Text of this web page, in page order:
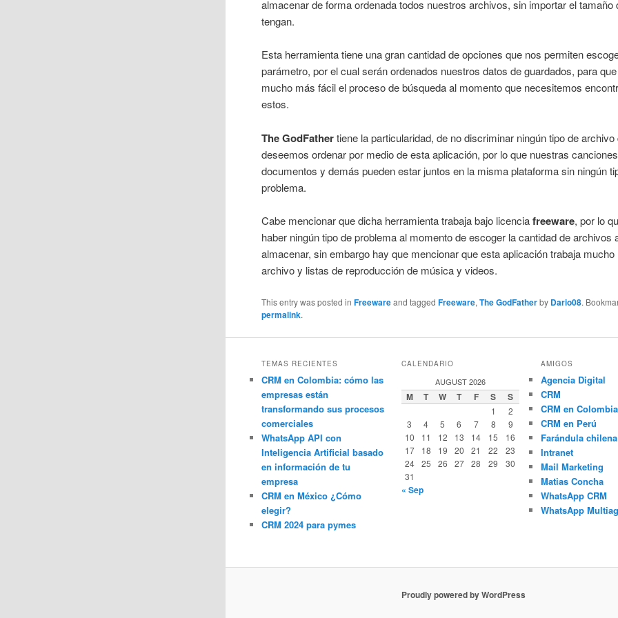
almacenar de forma ordenada todos nuestros archivos, sin importar el tamaño
tengan.
Esta herramienta tiene una gran cantidad de opciones que nos permiten
parámetro, por el cual serán ordenados nuestros datos de guardados, para
mucho más fácil el proceso de búsqueda al momento que necesitemos
estos.
The GodFathertiene la particularidad, de no discriminar ningún tipo de archivo
deseemos ordenar por medio de esta aplicación, por lo que nuestras
documentos y demás pueden estar juntos en la misma plataforma sin ningún
problema.
Cabe mencionar que dicha herramienta trabaja bajo licenciafreeware, por lo
haber ningún tipo de problema al momento de escoger la cantidad de archivos
almacenar, sin embargo hay que mencionar que esta aplicación trabaja
archivo y listas de reproducción de música y videos.
This entry was posted inFreewareand taggedFreeware,The GodFatherby Dario08.
permalink.
TEMAS RECIENTES
CRM en Colombia: cómo las
empresas están
transformando sus procesos
comerciales
WhatsApp API con
Inteligencia Artificial basado
en información de tu
empresa
CRM en México ¿Cómo
elegir?
CRM 2024 para pymes
CALENDARIO
AUGUST 2026
M T W T F S S
1
2
3
4 5 6 7 8
9
10
11 12 13 14 15
16
17
18 19 20 21 22
23
24
25 26 27 28 29
30
31
« Sep
AMIGOS
Agencia Digital
CRM
CRM en Colombia
CRM en Perú
Farándula chilena
Intranet
Mail Marketing
Matias Concha
WhatsApp CRM
WhatsApp
Proudly powered by WordPress